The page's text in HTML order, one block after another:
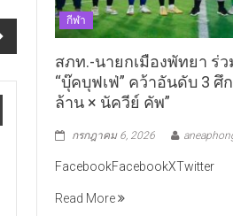
กีฬา
สภท.-นายกเมืองพัทยา ร่
“บุ๊คบุฟเฟ่” คว้าอันดับ 3 ศึ
ล้าน × นัควีย์ คัพ”
กรกฎาคม 6, 2026
FacebookFacebookXTwitter
Read More